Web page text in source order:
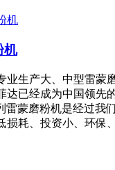
机
业生产大、中型雷蒙
达已经成为中国领先
雷蒙磨粉机是经过我
损耗、投资小、环保